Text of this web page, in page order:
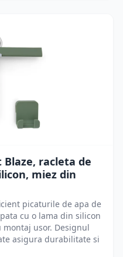
racleta de
miez din
picaturile de apa de
cu o lama din silicon
usor. Designul
asigura durabilitate si